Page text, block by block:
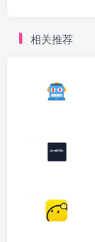
相关推荐